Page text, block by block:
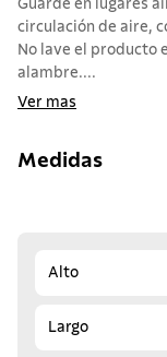
Guarde en lugares
circulación de aire,
No lave el producto
alambre....
Ver mas
Medidas
Alto
Largo